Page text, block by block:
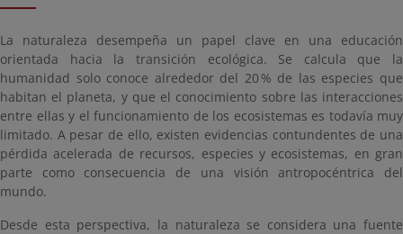
La naturaleza desempeña un papel clave en una educación
orientada hacia la transición ecológica. Se calcula que la
humanidad solo conoce alrededor del 20 % de las especies que
habitan el planeta, y que el conocimiento sobre las interacciones
entre ellas y el funcionamiento de los ecosistemas es todavía muy
limitado. A pesar de ello, existen evidencias contundentes de una
pérdida acelerada de recursos, especies y ecosistemas, en gran
parte como consecuencia de una visión antropocéntrica del
mundo.
Desde esta perspectiva, la naturaleza se considera una fuente